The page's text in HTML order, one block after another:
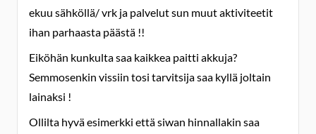
ekuu sähköllä/ vrk ja palvelut sun muut aktiviteetit
ihan parhaasta päästä !!
Eiköhän kunkulta saa kaikkea paitti akkuja?
Semmosenkin vissiin tosi tarvitsija saa kyllä joltain
lainaksi !
Ollilta hyvä esimerkki että siwan hinnallakin saa